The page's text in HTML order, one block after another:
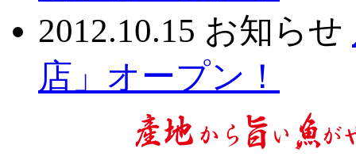
2012.10.15 お知らせ
店」オープン！